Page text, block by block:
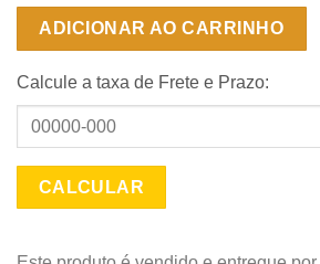
ADICIONAR AO CARRINHO
Calcule a taxa de Frete e Prazo: